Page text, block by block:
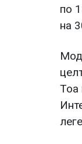
по
на
Тоа